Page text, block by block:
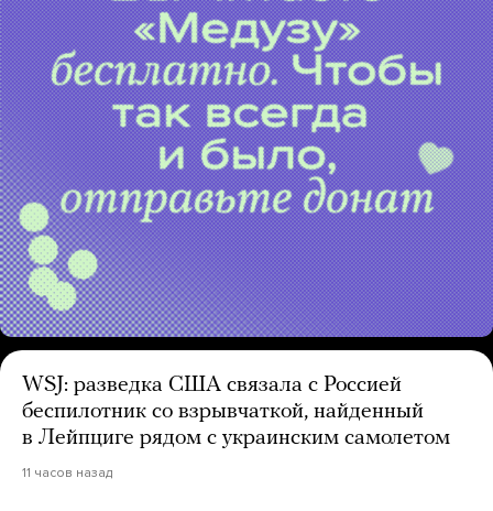
WSJ: разведка США связала с Россией
беспилотник со взрывчаткой, найденный
в Лейпциге рядом с украинским самолетом
11 часов назад